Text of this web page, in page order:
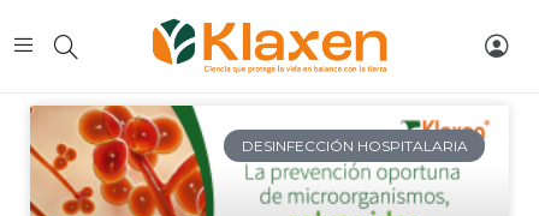
DESINFECCIÓN HOSPITALARIA